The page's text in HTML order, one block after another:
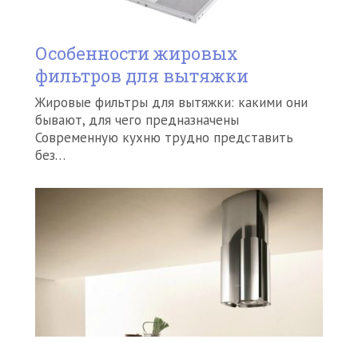
Особенности жировых
фильтров для вытяжки
Жировые фильтры для вытяжки: какими они
бывают, для чего предназначены
Современную кухню трудно представить
без…